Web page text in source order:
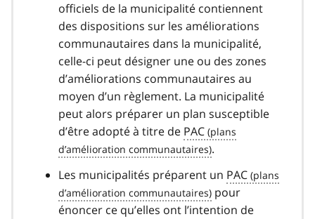
officiels de la municipalité contiennent
des dispositions sur les améliorations
communautaires dans la municipalité,
celle-ci peut désigner une ou des zones
d’améliorations communautaires au
moyen d’un règlement. La municipalité
peut alors préparer un plan susceptible
d’être adopté à titre de PAC
.
Les municipalités préparent un PAC
pour
énoncer ce qu’elles ont l’intention de